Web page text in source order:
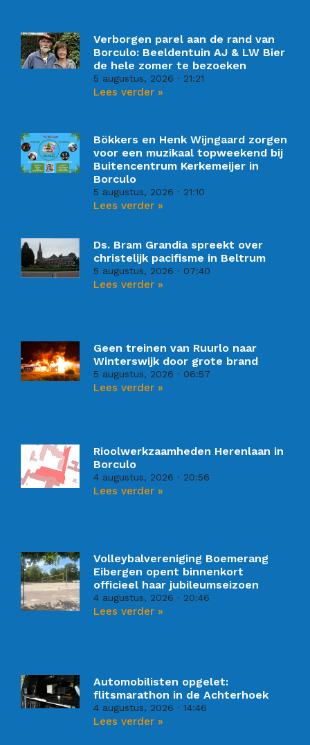
Verborgen parel aan de rand van
Borculo: Beeldentuin AJ & LW Bier
de hele zomer te bezoeken
5 augustus, 2026 21:21
Lees verder »
Bökkers en Henk Wijngaard zorgen
voor een muzikaal topweekend bij
Buitencentrum Kerkemeijer in
Borculo
5 augustus, 2026 21:10
Lees verder »
Ds. Bram Grandia spreekt over
christelijk pacifisme in Beltrum
5 augustus, 2026 07:40
Lees verder »
Geen treinen van Ruurlo naar
Winterswijk door grote brand
5 augustus, 2026 06:57
Lees verder »
Rioolwerkzaamheden Herenlaan in
Borculo
4 augustus, 2026 20:56
Lees verder »
Volleybalvereniging Boemerang
Eibergen opent binnenkort
officieel haar jubileumseizoen
4 augustus, 2026 20:46
Lees verder »
Automobilisten opgelet:
flitsmarathon in de Achterhoek
4 augustus, 2026 14:46
Lees verder »